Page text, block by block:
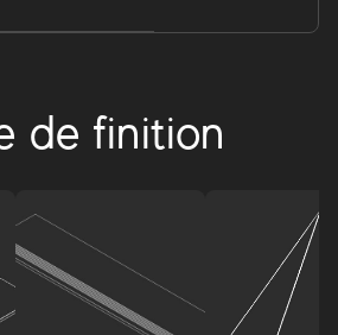
de finition